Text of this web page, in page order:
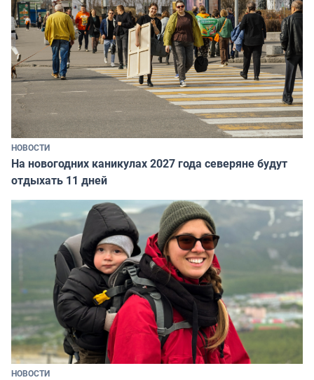
НОВОСТИ
На новогодних каникулах 2027 года северяне будут
отдыхать 11 дней
НОВОСТИ